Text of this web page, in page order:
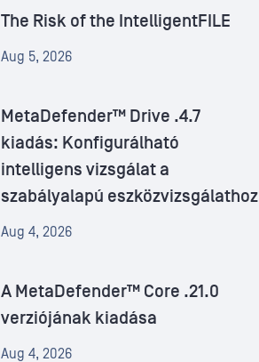
The Risk of the IntelligentFILE
Aug 5, 2026
MetaDefender™ Drive .4.7
kiadás: Konfigurálható
intelligens vizsgálat a
szabályalapú eszközvizsgálathoz
Aug 4, 2026
A MetaDefender™ Core .21.0
verziójának kiadása
Aug 4, 2026